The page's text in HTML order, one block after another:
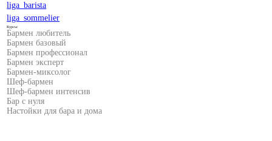
liga_barista
liga_sommelier
Курсы:
Бармен любитель
Бармен базовый
Бармен профессионал
Бармен эксперт
Бармен-миксолог
Шеф-бармен
Шеф-бармен интенсив
Бар с нуля
Настойки для бара и дома